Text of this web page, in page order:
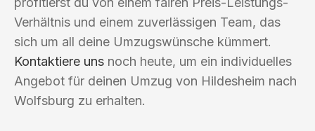
Verhältnis und einem zuverlässigen Team, das
sich um all deine Umzugswünsche kümmert.
Kontaktiere uns noch heute, um ein individuelles
Angebot für deinen Umzug von Hildesheim nach
Wolfsburg zu erhalten.